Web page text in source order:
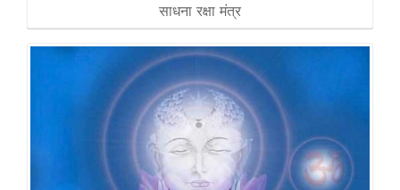
साधना रक्षा मंत्र